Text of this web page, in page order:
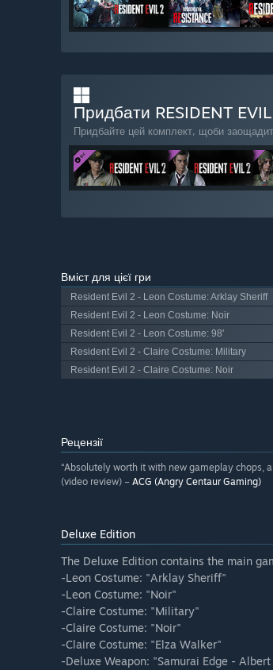
Придбати RESIDENT
Придбайте цей комплект, щоби
Вміст для цієї гри
Resident Evil 2 - Leon Costume: Arklay Sheriff
Resident Evil 2 - Leon Costume: Noir
Resident Evil 2 - Leon Costume: 98'
Resident Evil 2 - Claire Costume: Military
Resident Evil 2 - Claire Costume: Noir
Рецензії
“Absolutely worth it with new gameplay chops,
(video review) – ACG (Angry Centaur Gaming)
Deluxe Edition
The Deluxe Edition contains the main
-Leon Costume: "Arklay Sheriff"
-Leon Costume: "Noir"
-Claire Costume: "Military"
-Claire Costume: "Noir"
-Claire Costume: "Elza Walker"
-Deluxe Weapon: "Samurai Edge -